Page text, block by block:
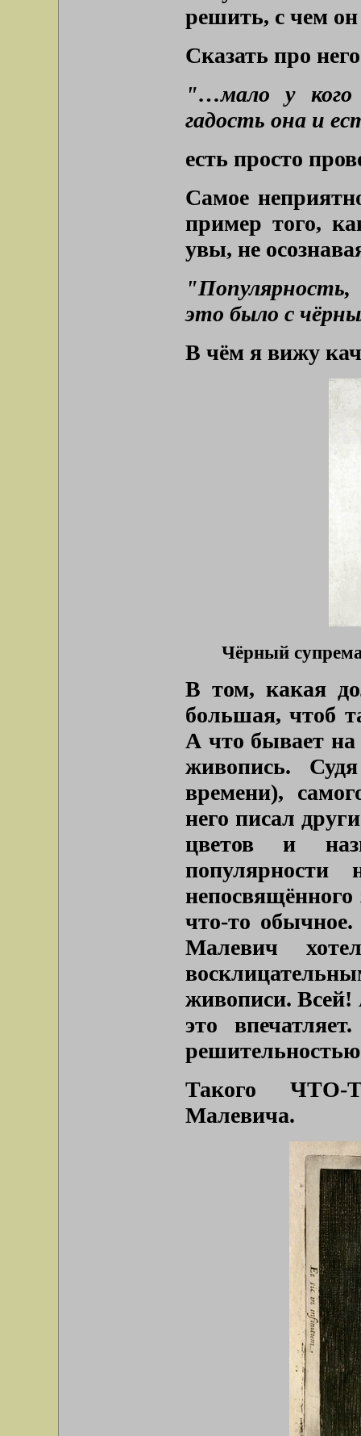
решить, с чем он
Сказать про
"…мало у кого
гадость она и
есть просто
Самое
пример того,
увы, не
"Популярность,
это было с
В чём я вижу
Чёрный
В том, какая
большая, чтоб
А что бывает на
живопись.
времени),
него писал
цветов и
что-то
Малевич
живописи.
это
Такого ЧТО-
Малевича.